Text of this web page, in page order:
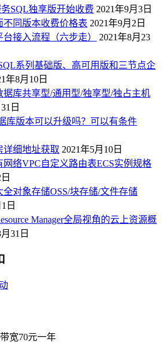
SQL独享版开始收费 2021年9月3日
不同版本收费价格表 2021年9月2日
接入流程（六步走）
2021年8月23
系列基础版、高可用版和三节点企
年8月10日
库共享型/通用型/独享型/独占主机
日
库版本可以升级吗？可以有条件
详细地址获取 2021年5月10日
络VPC自定义路由表ECS实例规格
全对象存储OSS/块存储/文件存储
日
Manager全局视角的云上资源概
31日
宽70元一年